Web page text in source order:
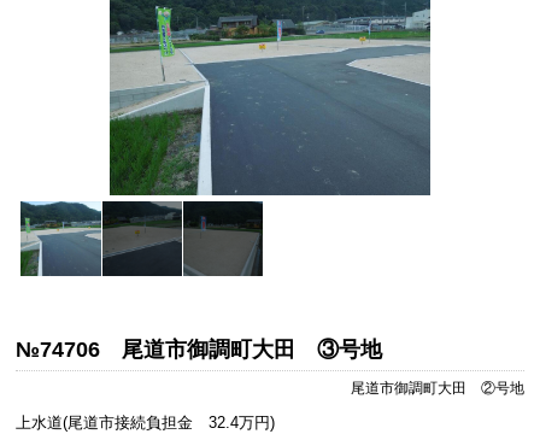
№74706 尾道市御調町大田 ③号地
尾道市御調町大田 ②号地
上水道(尾道市接続負担金 32.4万円)